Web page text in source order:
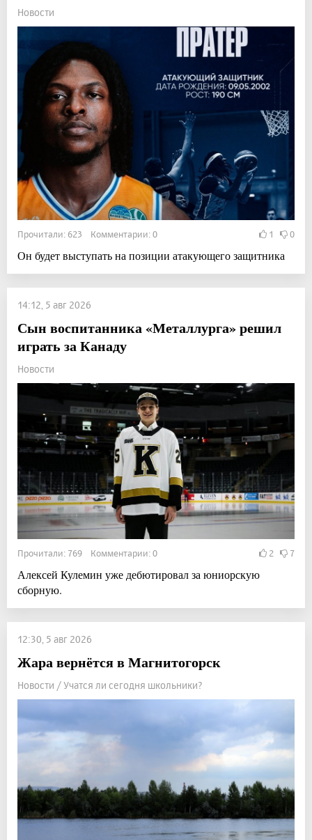
Новости
Прочитали: 623 Комментарии: 0 1 0
Он будет выступать на позиции атакующего защитника
14:12, 5 авг 2026
Сын воспитанника «Металлурга» решил
играть за Канаду
Новости
Прочитали: 769 Комментарии: 0 2 7
Алексей Кулемин уже дебютировал за юниорскую
сборную.
12:30, 5 авг 2026
Жара вернётся в Магнитогорск
Новости / Учатся ли сегодня школьники?